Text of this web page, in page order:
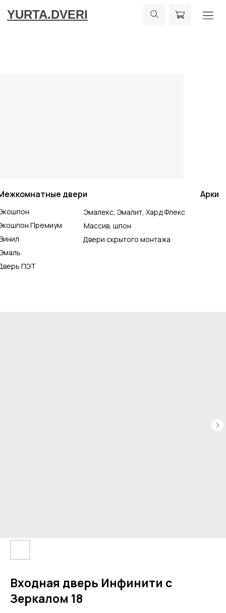
YURTA.DVERI
ПЭТ
Премиум
Двери скрытого монтажа
Массив, шпон
Эмалекс, Эмалит, Хард Флекс
Арки
двери
Входная дверь Инфинити с
Зеркалом 18